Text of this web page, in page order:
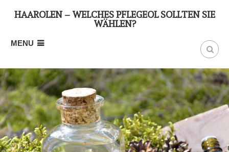
HAARÖLEN – WELCHES PFLEGEÖL SOLLTEN SIE
WÄHLEN?
MENU